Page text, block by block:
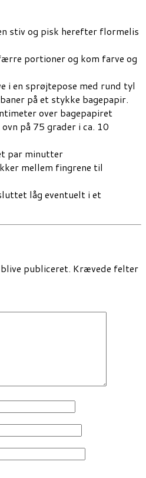
stiv og pisk herefter flormelis
portioner og kom farve og
i en sprøjtepose med rund tyl
på et stykke bagepapir.
over bagepapiret
på 75 grader i ca. 10
par minutter
mellem fingrene til
låg eventuelt i et
publiceret. Krævede felter